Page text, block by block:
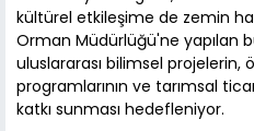
kültürel etkileşime de zemin
Orman Müdürlüğü'ne yapılan
uluslararası bilimsel projelerin,
programlarının ve tarımsal
katkı sunması hedefleniyor.